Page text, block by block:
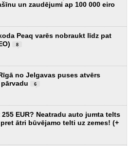
un zaudējumi ap 100 000 eiro
Peaq varēs nobraukt līdz pat
8
no Jelgavas puses atvērs
6
255 EUR? Neatradu auto jumta telts
ātri būvējamo telti uz zemes! (+